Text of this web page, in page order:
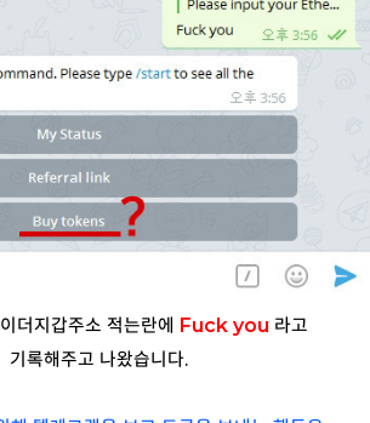
더지갑주소 적는란에 Fuck you 라고
기록해주고 나왔습니다.